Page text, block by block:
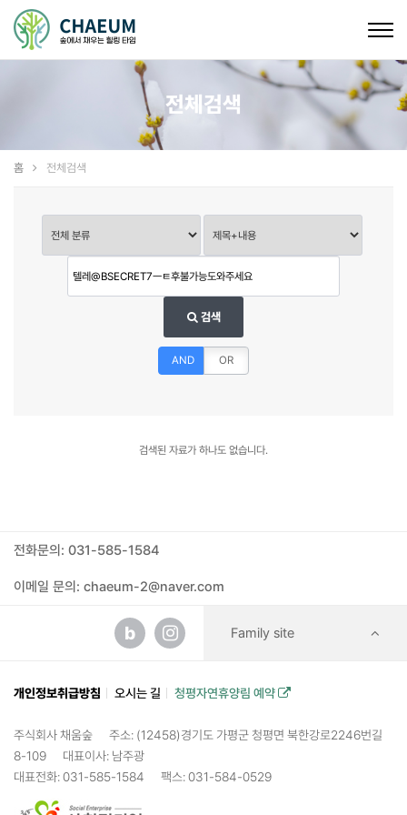
전체검색
홈 전체검색
검색
AND OR
검색된 자료가 하나도 없습니다.
전화문의: 031-585-1584
이메일 문의: chaeum-2@naver.com
b Family site
개인정보취급방침 오시는 길 청평자연휴양림 예약
주식회사 채움숲
주소: (12458)경기도 가평군 청평면 북한강로2246번길
8-109
대표이사: 남주광
대표전화: 031-585-1584
팩스: 031-584-0529